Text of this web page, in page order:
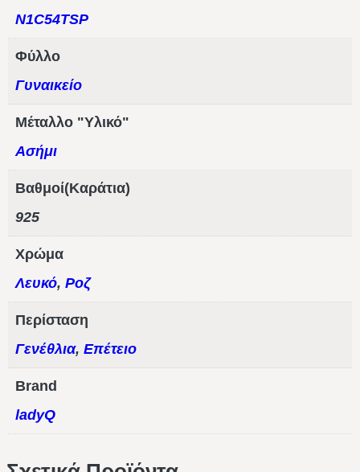
N1C54TSP
Φύλλο
Γυναικείο
Μέταλλο "Υλικό"
Ασήμι
Βαθμοί(Καράτια)
925
Χρώμα
Λευκό, Ροζ
Περίσταση
Γενέθλια, Επέτειο
Brand
ladyQ